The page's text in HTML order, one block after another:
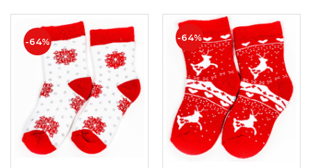
-64% -64%